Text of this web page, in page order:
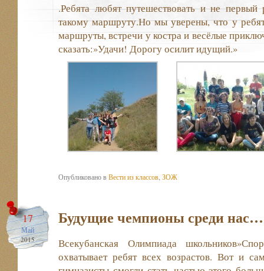
.Ребята любят путешествовать и не
такому маршруту.Но мы уверены, что у
маршруты, встречи у костра и весёлые
сказать:»Удачи! Дорогу осилит идущий.»
Опубликовано вВести из классов ЗОЖ
17
Май
2015
Будущие чемпионы среди нас…
Всекубанская Олимпиада
охватывает ребят всех возрастов. Вот и